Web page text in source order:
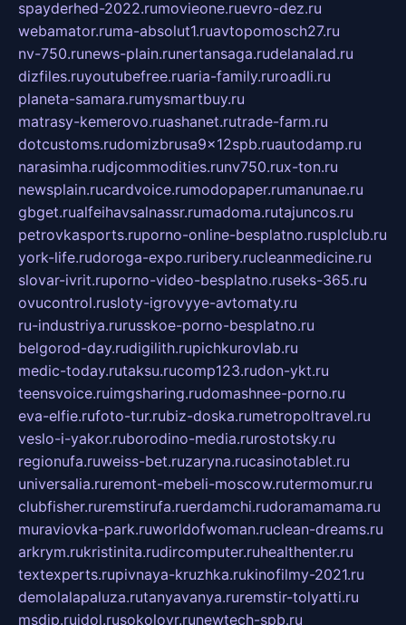
spayderhed-2022.rumovieone.ruevro-dez.ru
webamator.ruma-absolut1.ruavtopomosch27.ru
nv-750.runews-plain.runertansaga.rudelanalad.ru
dizfiles.ruyoutubefree.ruaria-family.ruroadli.ru
planeta-samara.rumysmartbuy.ru
matrasy-kemerovo.ruashanet.rutrade-farm.ru
dotcustoms.rudomizbrusa9x12spb.ruautodamp.ru
narasimha.rudjcommodities.runv750.rux-ton.ru
newsplain.rucardvoice.rumodopaper.rumanunae.ru
gbget.rualfeihavsalnassr.rumadoma.rutajuncos.ru
petrovkasports.ruporno-online-besplatno.rusplclub.ru
york-life.rudoroga-expo.ruribery.rucleanmedicine.ru
slovar-ivrit.ruporno-video-besplatno.ruseks-365.ru
ovucontrol.rusloty-igrovyye-avtomaty.ru
ru-industriya.rurusskoe-porno-besplatno.ru
belgorod-day.rudigilith.rupichkurovlab.ru
medic-today.rutaksu.rucomp123.rudon-ykt.ru
teensvoice.ruimgsharing.rudomashnee-porno.ru
eva-elfie.rufoto-tur.rubiz-doska.rumetropoltravel.ru
veslo-i-yakor.ruborodino-media.rurostotsky.ru
regionufa.ruweiss-bet.ruzaryna.rucasinotablet.ru
universalia.ruremont-mebeli-moscow.rutermomur.ru
clubfisher.ruremstirufa.ruerdamchi.rudoramamama.ru
muraviovka-park.ruworldofwoman.ruclean-dreams.ru
arkrym.rukristinita.rudircomputer.ruhealthenter.ru
textexperts.rupivnaya-kruzhka.rukinofilmy-2021.ru
demolalapaluza.rutanyavanya.ruremstir-tolyatti.ru
msdip.rujdol.rusokolovr.runewtech-spb.ru